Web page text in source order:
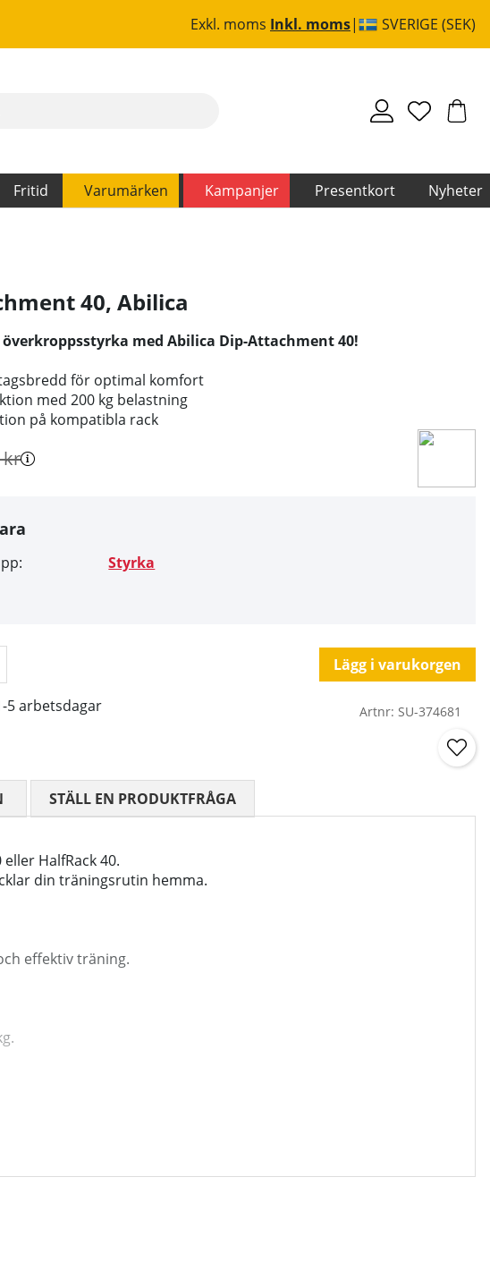
Exkl. moms Inkl. moms SVERIGE (SEK)
Fritid Varumärken Kampanjer Presentkort Nyheter
40, Abilica
med Abilica Dip-Attachment 40!
för optimal komfort
med 200 kg belastning
på kompatibla rack
kr
Styrka
Lägg i varukorgen
5 arbetsdagar Artnr: SU-374681
HalfRack 40.
din träningsrutin hemma.
effektiv träning.
MEDELBETYG 0 AV 5 ANTAL BETYG 0
STÄLL EN PRODUKTFRÅGA